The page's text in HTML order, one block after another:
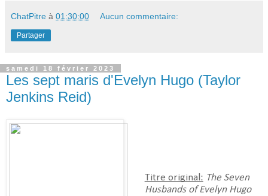
ChatPitre à 01:30:00 Aucun commentaire:
Partager
samedi 18 février 2023
Les sept maris d'Evelyn Hugo (Taylor
Jenkins Reid)
Titre original: The Seven
Husbands of Evelyn Hugo